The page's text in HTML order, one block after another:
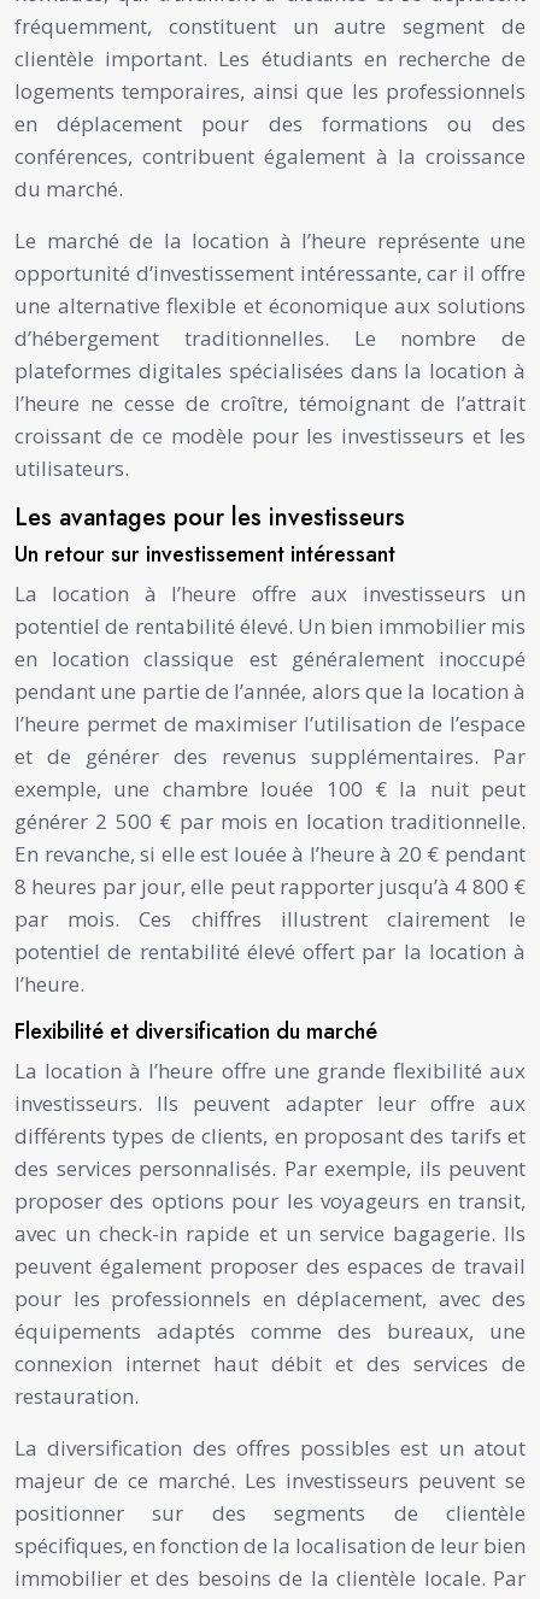
fréquemment, constituent un autre segment de
clientèle important. Les étudiants en recherche de
logements temporaires, ainsi que les professionnels
en déplacement pour des formations ou des
conférences, contribuent également à la croissance
du marché.
Le marché de la location à l’heure représente une
opportunité d’investissement intéressante, car il offre
une alternative flexible et économique aux solutions
d’hébergement traditionnelles. Le nombre de
plateformes digitales spécialisées dans la location à
l’heure ne cesse de croître, témoignant de l’attrait
croissant de ce modèle pour les investisseurs et les
utilisateurs.
Les avantages pour les investisseurs
Un retour sur investissement intéressant
La location à l’heure offre aux investisseurs un
potentiel de rentabilité élevé. Un bien immobilier mis
en location classique est généralement inoccupé
pendant une partie de l’année, alors que la location à
l’heure permet de maximiser l’utilisation de l’espace
et de générer des revenus supplémentaires. Par
exemple, une chambre louée 100 € la nuit peut
générer 2 500 € par mois en location traditionnelle.
En revanche, si elle est louée à l’heure à 20 € pendant
8 heures par jour, elle peut rapporter jusqu’à 4 800 €
par mois. Ces chiffres illustrent clairement le
potentiel de rentabilité élevé offert par la location à
l’heure.
Flexibilité et diversification du marché
La location à l’heure offre une grande flexibilité aux
investisseurs. Ils peuvent adapter leur offre aux
différents types de clients, en proposant des tarifs et
des services personnalisés. Par exemple, ils peuvent
proposer des options pour les voyageurs en transit,
avec un check-in rapide et un service bagagerie. Ils
peuvent également proposer des espaces de travail
pour les professionnels en déplacement, avec des
équipements adaptés comme des bureaux, une
connexion internet haut débit et des services de
restauration.
La diversification des offres possibles est un atout
majeur de ce marché. Les investisseurs peuvent se
positionner sur des segments de clientèle
spécifiques, en fonction de la localisation de leur bien
immobilier et des besoins de la clientèle locale. Par